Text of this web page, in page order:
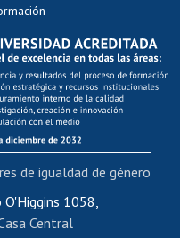
os
interna
renta
honorarios
1058,
Central
de igualdad de género